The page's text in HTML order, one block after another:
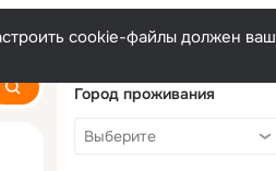
cookie-файлы должен ваш
Город проживания